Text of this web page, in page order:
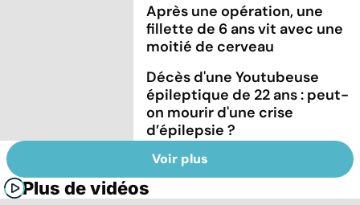
Après une opération, une
fillette de 6 ans vit avec une
moitié de cerveau
Décès d'une Youtubeuse
épileptique de 22 ans : peut-
on mourir d'une crise
d’épilepsie ?
Voir plus
Plus de vidéos